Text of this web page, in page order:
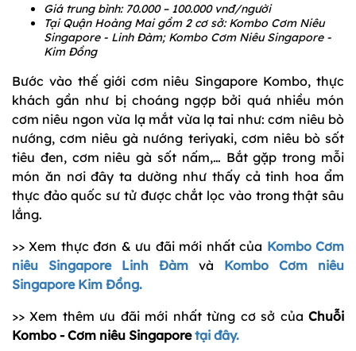
Giá trung bình: 70.000 – 100.000 vnđ/người
Tại Quận Hoàng Mai gồm 2 cơ sở: Kombo Cơm Niêu
Singapore - Linh Đàm; Kombo Cơm Niêu Singapore -
Kim Đồng
Bước vào thế giới cơm niêu Singapore Kombo, thực
khách gần như bị choáng ngợp bởi quá nhiều món
cơm niêu ngon vừa lạ mắt vừa lạ tai như: cơm niêu bò
nướng, cơm niêu gà nướng teriyaki, cơm niêu bò sốt
tiêu đen, cơm niêu gà sốt nấm,… Bắt gặp trong mỗi
món ăn nơi đây ta dường như thấy cả tinh hoa ẩm
thực đảo quốc sư tử được chắt lọc vào trong thật sâu
lắng.
>> Xem thực đơn & ưu đãi mới nhất của Kombo Cơm
niêu Singapore Linh Đàm và Kombo Cơm niêu
Singapore Kim Đồng.
>> Xem thêm ưu đãi mới nhất từng cơ sở của Chuỗi
Kombo - Cơm niêu Singaporetại đây.